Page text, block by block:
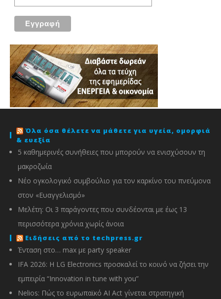
Όλα όσα θέλετε να μάθετε για υγεία, ομορφιά
& ευεξία
5 καθημερινές συνήθειες που μπορούν να ενισχύσουν τη
μακροζωία
Νέο ογκολογικό συμβούλιο για τον καρκίνο του πνεύμονα
στον «Ευαγγελισμό»
Μελέτη: Οι 3 παράγοντες που συνδέονται με έως 13
περισσότερα χρόνια χωρίς άνοια
Ειδήσεις από το techpress.gr
Ένταση στο… max με party speaker
IFA 2026: Η LG Electronics προσκαλεί το κοινό να ζήσει την
εμπειρία “Innovation in tune with you”
Nelios: Πώς το ευρωπαϊκό AI Act γίνεται στρατηγική